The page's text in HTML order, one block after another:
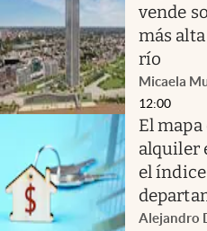
vende
más
río
Micaela
12:00
El
alquiler
el
Alejandro